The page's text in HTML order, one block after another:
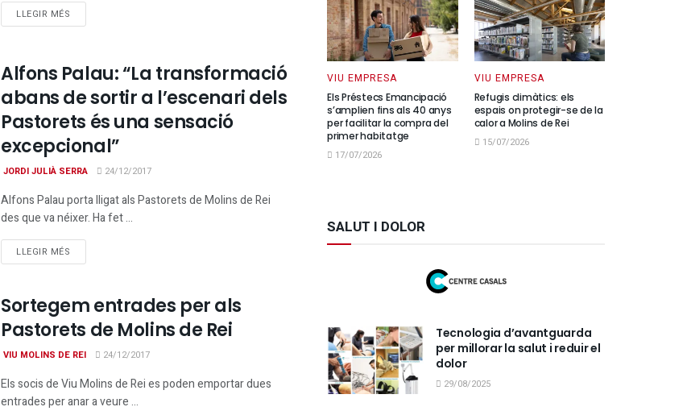
LLEGIR MÉS
Alfons Palau: “La transformació
abans de sortir a l’escenari dels
Pastorets és una sensació
excepcional”
JORDI JULIÀ SERRA 24/12/2017
Alfons Palau porta lligat als Pastorets de Molins de Rei
des que va néixer. Ha fet ...
LLEGIR MÉS
Sortegem entrades per als
Pastorets de Molins de Rei
VIU MOLINS DE REI 24/12/2017
Els socis de Viu Molins de Rei es poden emportar dues
entrades per anar a veure ...
VIU EMPRESA
Els Préstecs Emancipació
s’amplien fins als 40 anys
per facilitar la compra del
primer habitatge
17/07/2026
VIU EMPRESA
Refugis climàtics: els
espais on protegir-se de la
calor a Molins de Rei
15/07/2026
SALUT I DOLOR
Tecnologia d’avantguarda
per millorar la salut i reduir el
dolor
29/08/2025